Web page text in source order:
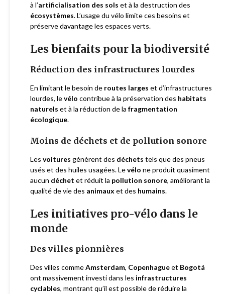
à l’artificialisation des sols et à la destruction des
écosystèmes. L’usage du vélo limite ces besoins et
préserve davantage les espaces verts.
Les bienfaits pour la biodiversité
Réduction des infrastructures lourdes
En limitant le besoin de routes larges et d’infrastructures
lourdes, levélo contribue à la préservation des habitats
naturels et à la réduction de la fragmentation
écologique.
Moins de déchets et de pollution sonore
Les voitures génèrent des déchets tels que des pneus
usés et des huiles usagées. Levélo ne produit quasiment
aucun déchet et réduit la pollution sonore, améliorant la
qualité de vie des animaux et des humains.
Les initiatives pro-vélo dans le
monde
Des villes pionnières
Des villes commeAmsterdam, Copenhagueet Bogotá
ont massivement investi dans les infrastructures
cyclables, montrant qu’il est possible de réduire la